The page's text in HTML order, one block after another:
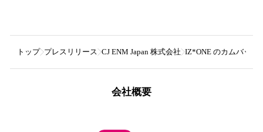
トップ プレスリリース CJ ENM Japan 株式会社 IZ*ONE のカムバック
会社概要